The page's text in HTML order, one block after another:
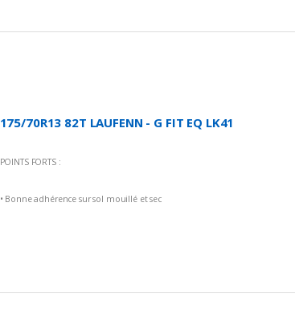
175/70R13 82T LAUFENN - G FIT EQ LK41
POINTS FORTS :
• Bonne adhérence sur sol mouillé et sec